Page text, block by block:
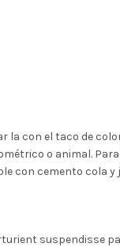
con el taco de
o animal.
con cemento cola y
suspendisse